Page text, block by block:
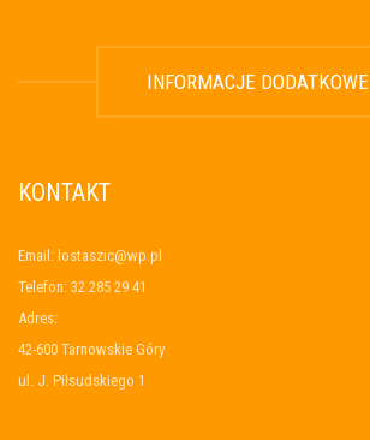
INFORMACJE DODATKOWE
KONTAKT
Email: lostaszic@wp.pl
Telefon: 32 285 29 41
Adres:
42-600 Tarnowskie Góry
ul. J. Piłsudskiego 1